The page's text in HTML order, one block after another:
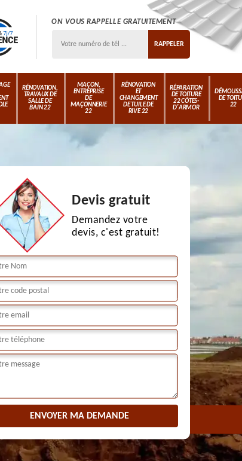
ON VOUS RAPPELLE GRATUITEMENT
RÉNOVATION,
TRAVAUX DE
SALLE DE
BAIN 22
MAÇON,
ENTREPRISE
DE
MAÇONNERIE
22
RÉNOVATION
ET
CHANGEMENT
DE TUILE DE
RIVE 22
RÉPARATION
DE TOITURE
22 CÔTES-
D'ARMOR
DE
22
Devis gratuit
Demandez votre
devis, c'est gratuit!